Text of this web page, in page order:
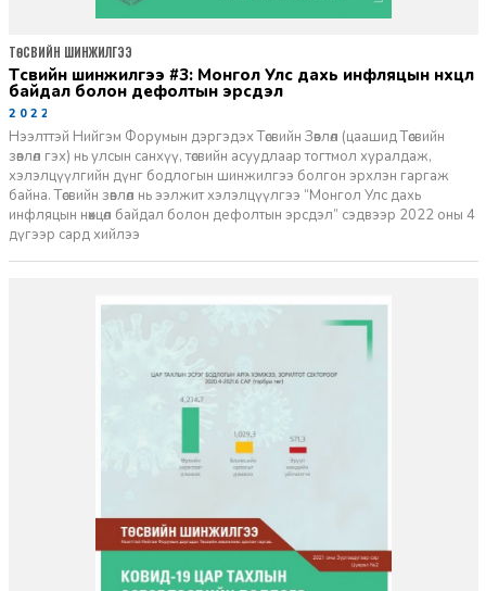
Төсвийн шинжилгээ #3: Монгол Улс дахь инфляцын нөхцөл
байдал болон дефолтын эрсдэл
2022-05-27
Нээлттэй Нийгэм Форумын дэргэдэх Төсвийн Зөвлөл (цаашид Төсвийн
зөвлөл гэх) нь улсын санхүү, төсвийн асуудлаар тогтмол хуралдаж,
хэлэлцүүлгийн дүнг бодлогын шинжилгээ болгон эрхлэн гаргаж
байна. Төсвийн зөвлөл нь ээлжит хэлэлцүүлгээ “Монгол Улс дахь
инфляцын нөхцөл байдал болон дефолтын эрсдэл” сэдвээр 2022 оны 4
дүгээр сард хийлээ
ТӨСВИЙН ШИНЖИЛГЭЭ